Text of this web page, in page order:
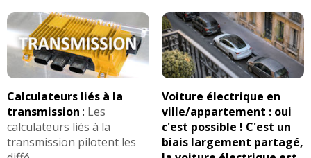
Calculateurs liés à la
transmission : Les
calculateurs liés à la
transmission pilotent les
Voiture électrique en
ville/appartement : oui
c'est possible ! C'est un
biais largement partagé,